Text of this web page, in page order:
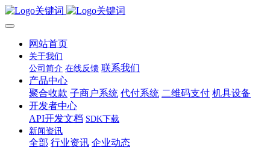
网站首页
关于我们
公司简介 在线反馈 联系我们
产品中心
聚合收款 子商户系统 代付系统 二维码支付 机具设备
开发者中心
API开发文档 SDK下载
新闻资讯
全部 行业资讯 企业动态